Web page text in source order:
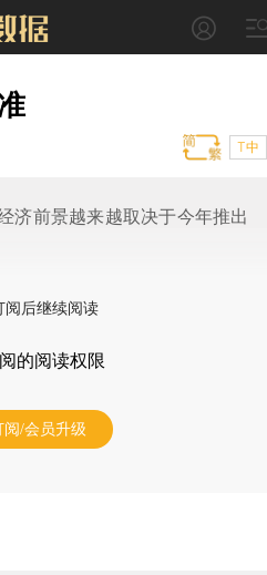
T中
济前景越来越取决于今年推出
阅后继续阅读
的阅读权限
阅/会员升级